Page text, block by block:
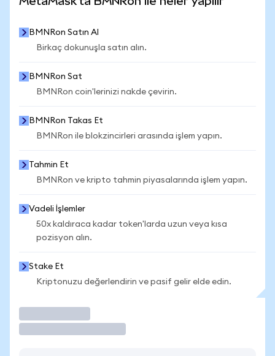
BMNRon Satın Al
Birkaç dokunuşla satın alın.
BMNRon Sat
BMNRon coin'lerinizi nakde çevirin.
BMNRon Takas Et
BMNRon ile blokzincirleri arasında işlem yapın.
Tahmin Et
BMNRon ve kripto tahmin piyasalarında işlem yapın.
Vadeli İşlemler
50x kaldıraca kadar token'larda uzun veya kısa
pozisyon alın.
Stake Et
Kriptonuzu değerlendirin ve pasif gelir elde edin.